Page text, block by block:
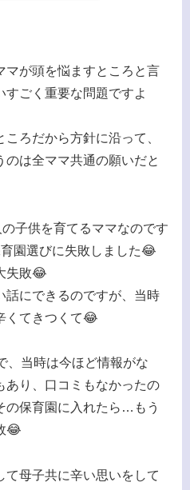
マが頭を悩ますところと言
すごく重要な問題ですよ
ろだから方針に沿って、
は全ママ共通の願いだと
子供を育てるママなのです
園選びに失敗しました😂
失敗😂
話にできるのですが、当時
くてきつくて😂
、当時は今ほど情報がな
あり、口コミもなかったの
の保育園に入れたら…もう
😂
て母子共に辛い思いをして